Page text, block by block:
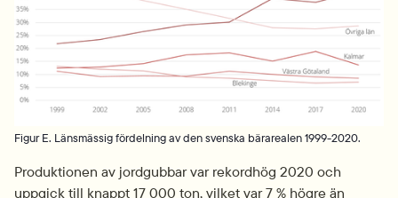
Figur E. Länsmässig fördelning av den svenska bärarealen 1999-2020.
Produktionen av jordgubbar var rekordhög 2020 och
uppgick till knappt 17 000 ton, vilket var 7 % högre än